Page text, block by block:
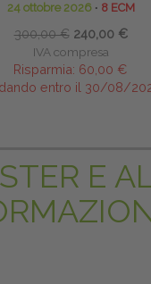
24 ottobre 2026 ∙ 8 ECM
300,00 € 240,00 €
IVA compresa
Risparmia: 60,00 €
entro il 30/08/
E